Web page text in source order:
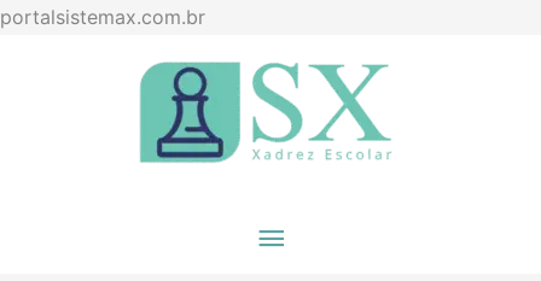
portalsistemax.com.brIr
o
conteúdo
Menu
principal